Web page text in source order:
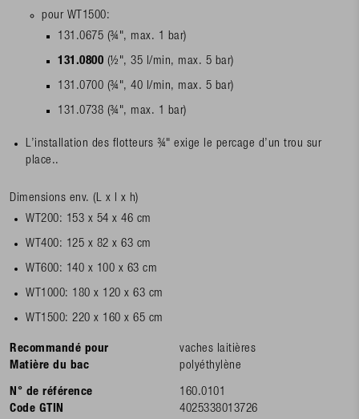
pour WT1500:
131.0675 (¾", max. 1 bar)
131.0800 (½", 35 l/min, max. 5 bar)
131.0700 (¾", 40 l/min, max. 5 bar)
131.0738 (¾", max. 1 bar)
L’installation des flotteurs ¾" exige le percage d’un trou sur
place..
Dimensions env. (L x l x h)
WT200: 153 x 54 x 46 cm
WT400: 125 x 82 x 63 cm
WT600: 140 x 100 x 63 cm
WT1000: 180 x 120 x 63 cm
WT1500: 220 x 160 x 65 cm
Recommandé pour
vaches laitières
Matière du bac
polyéthylène
N° de référence
160.0101
Code GTIN
4025338013726